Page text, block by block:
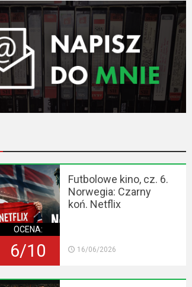
OCENA:
6/10
Futbolowe kino, cz. 6.
Norwegia: Czarny
koń. Netflix
16/06/2026